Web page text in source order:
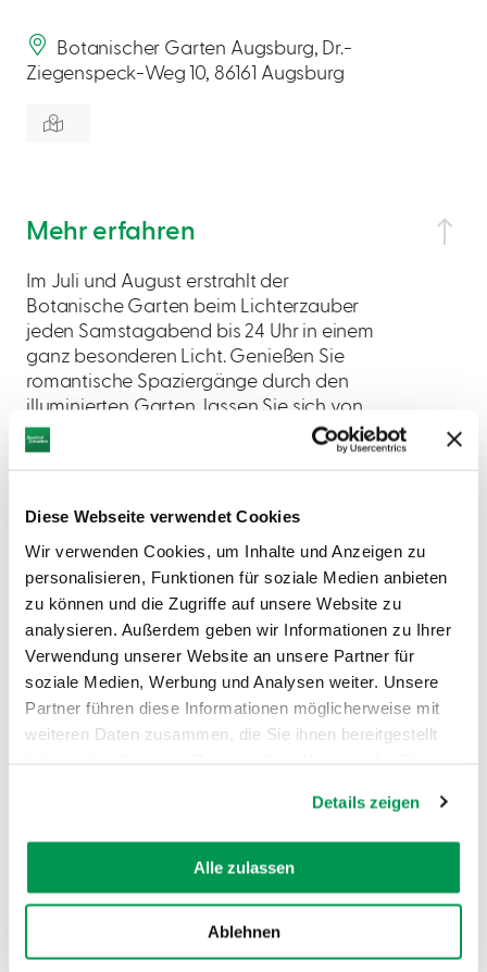
Diese Webseite verwendet Cookies
Wir verwenden Cookies, um Inhalte und Anzeigen zu
personalisieren, Funktionen für soziale Medien anbieten
zu können und die Zugriffe auf unsere Website zu
analysieren. Außerdem geben wir Informationen zu Ihrer
Verwendung unserer Website an unsere Partner für
soziale Medien, Werbung und Analysen weiter. Unsere
Partner führen diese Informationen möglicherweise mit
weiteren Daten zusammen, die Sie ihnen bereitgestellt
Details zeigen
Alle zulassen
Ablehnen
Botanischer Garten Augsburg, Dr.-
Ziegenspeck-Weg 10, 86161 Augsburg
Mehr erfahren
Im Juli und August erstrahlt der
Botanische Garten beim Lichterzauber
jeden Samstagabend bis 24 Uhr in einem
ganz besonderen Licht. Genießen Sie
romantische Spaziergänge durch den
illuminierten Garten, lassen Sie sich von
der stimmungsvollen Kulisse verzaubern
– und machen Sie den Abend bei einem
geöffneten Biergarten perfekt.
AUF DER KARTE ANZEIGEN